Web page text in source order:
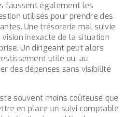
faussent également les
utilisés pour prendre des
Une trésorerie mal suivie
inexacte de la situation
Un dirigeant peut alors
utile ou, au
des dépenses sans visibilité
souvent moins coûteuse que
en place un suivi comptable